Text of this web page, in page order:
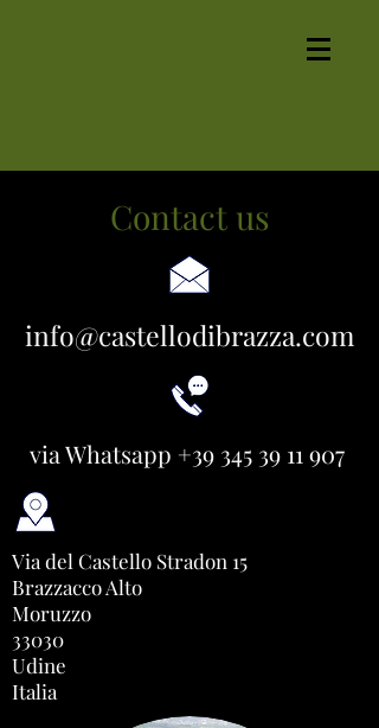
Contact us
info@castellodibrazza.com
via Whatsapp +39 345 39 11 907
Via del Castello Stradon 15
Brazzacco Alto
Moruzzo
33030
Udine
Italia